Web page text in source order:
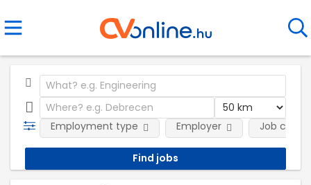
Employment type Employer Job